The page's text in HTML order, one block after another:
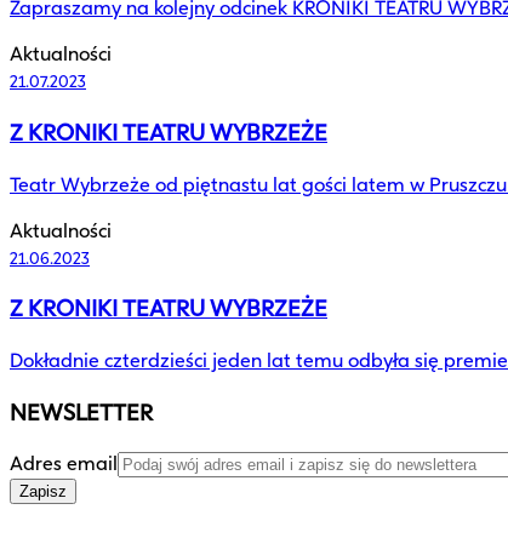
Zapraszamy na kolejny odcinek KRONIKI TEATRU
Aktualności
21.07.2023
Z KRONIKI TEATRU WYBRZEŻE
Teatr Wybrzeże od piętnastu lat gości latem w
Aktualności
21.06.2023
Z KRONIKI TEATRU WYBRZEŻE
Dokładnie czterdzieści jeden lat temu odbyła się
NEWSLETTER
Adres email
Zapisz